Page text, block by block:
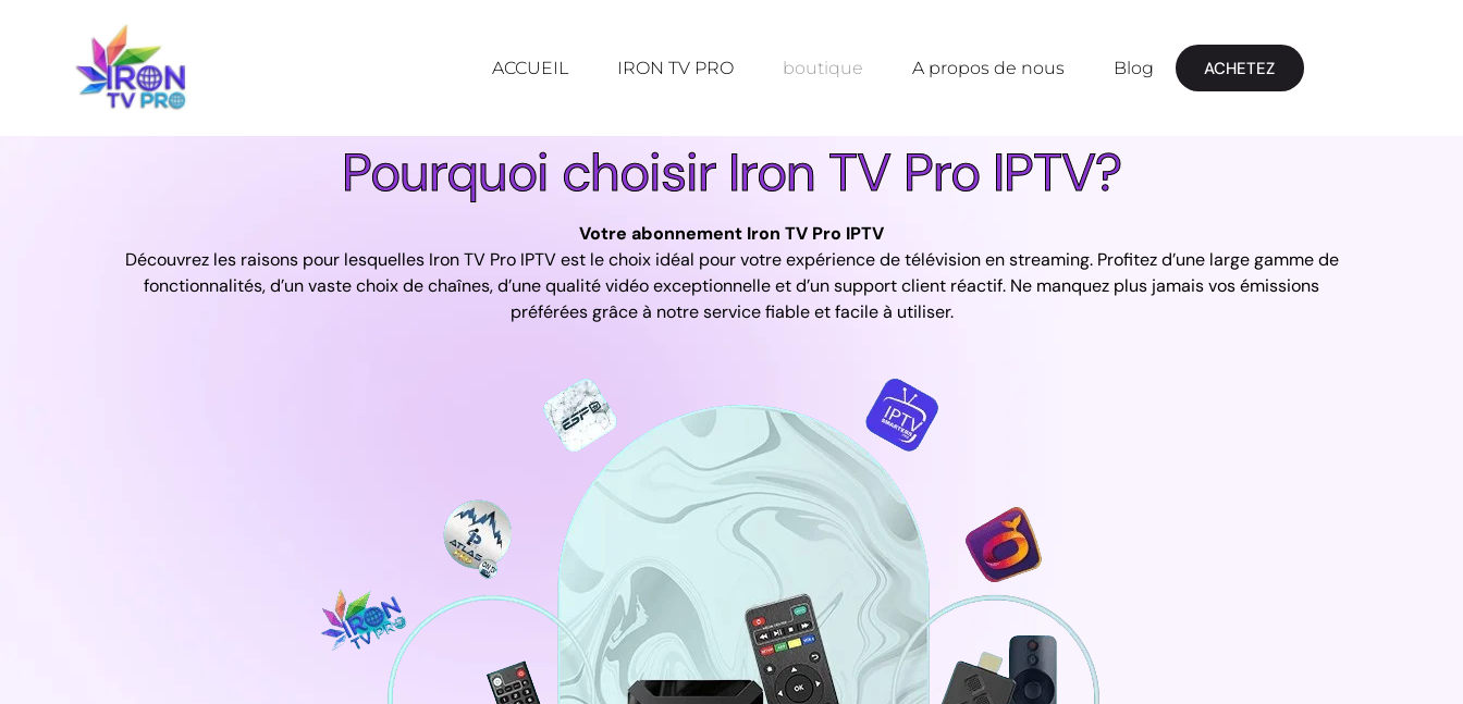
ACCUEIL IRON TV PRO boutique A propos de nous Blog ACHETEZ
Pourquoi choisir Iron TV Pro IPTV?
Votre abonnement Iron TV Pro IPTV
Découvrez les raisons pour lesquelles Iron TV Pro IPTV est le choix idéal pour votre expérience de télévision en streaming. Profitez d’une large gamme de
fonctionnalités, d’un vaste choix de chaînes, d’une qualité vidéo exceptionnelle et d’un support client réactif. Ne manquez plus jamais vos émissions
préférées grâce à notre service fiable et facile à utiliser.